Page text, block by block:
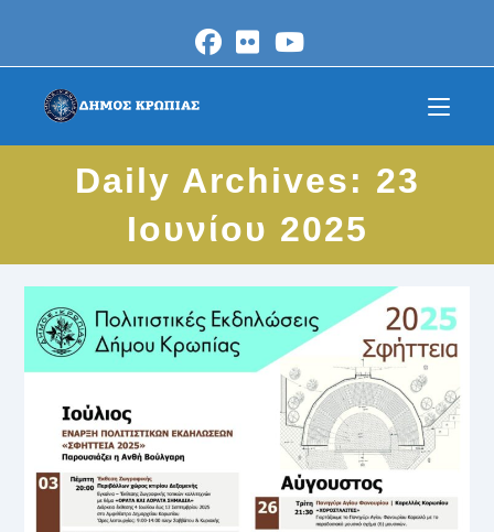
content
Daily Archives: 23
Ιουνίου 2025